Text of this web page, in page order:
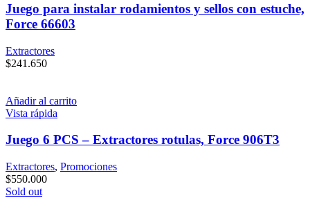
Juego para instalar rodamientos y sellos con estuche,
Force 66603
Extractores
$241.650
Añadir al carrito
Vista rápida
Juego 6 PCS – Extractores rotulas, Force 906T3
Extractores, Promociones
$550.000
Sold out